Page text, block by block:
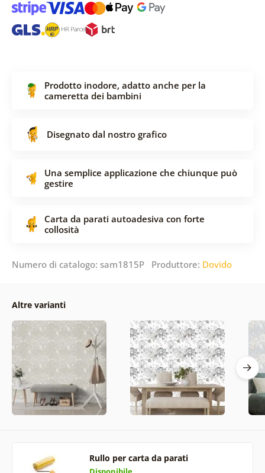
Prodotto inodore, adatto anche per la
cameretta dei bambini
Disegnato dal nostro grafico
Una semplice applicazione che chiunque può
gestire
Carta da parati autoadesiva con forte
collosità
Numero di catalogo: sam1815P Produttore: Dovido
Altre varianti
Rullo per carta da parati